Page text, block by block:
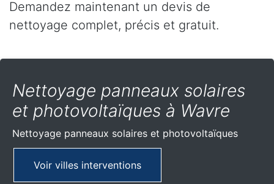
Demandez maintenant un devis de
nettoyage complet, précis et gratuit.
Nettoyage panneaux solaires
et photovoltaïques à Wavre
Nettoyage panneaux solaires et photovoltaïques
Voir villes interventions